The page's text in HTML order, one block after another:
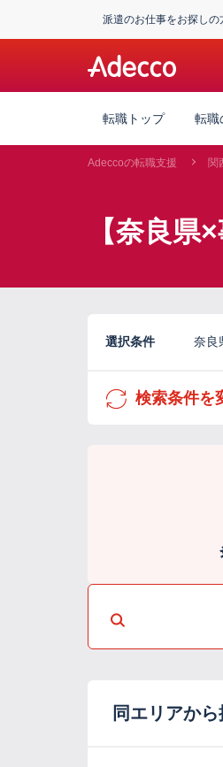
派遣のお仕事をお探しの
転職トップ 転職
Adeccoの転職支援 関
【奈良
選択条件 奈良
検索条件を
同エリアか